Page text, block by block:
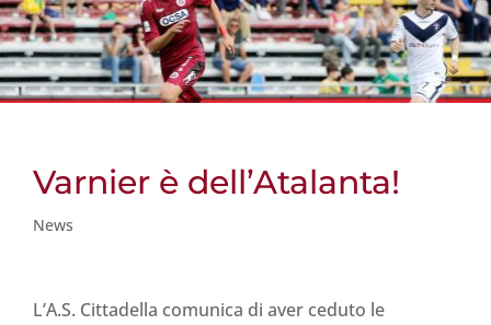
Varnier è dell’Atalanta!
News
L’A.S. Cittadella comunica di aver ceduto le